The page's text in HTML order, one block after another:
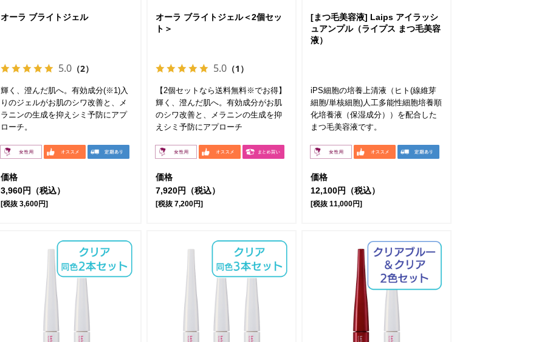
オーラ ブライトジェル
5.0 （2）
輝く、澄んだ肌へ。有効成分(※1)入
りのジェルがお肌のシワ改善と、メ
ラニンの生成を抑えシミ予防にアプ
ローチ。
価格
3,960円（税込）
[税抜 3,600円]
オーラ ブライトジェル＜2個セッ
ト＞
5.0 （1）
【2個セットなら送料無料※でお得】
輝く、澄んだ肌へ。有効成分がお肌
のシワ改善と、メラニンの生成を抑
えシミ予防にアプローチ
価格
7,920円（税込）
[税抜 7,200円]
[まつ毛美容液] Laips アイラッシ
ュアンプル（ライプス まつ毛美容
液）
iPS細胞の培養上清液（ヒト(線維芽
細胞/単核細胞)人工多能性細胞培養順
化培養液（保湿成分））を配合した
まつ毛美容液です。
価格
12,100円（税込）
[税抜 11,000円]